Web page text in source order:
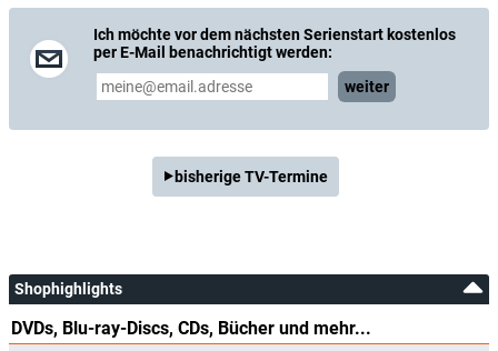
Ich möchte vor dem nächsten Serienstart kostenlos
per E-Mail benachrichtigt werden:
weiter
bisherige TV-Termine
Shophighlights
DVDs, Blu-ray-Discs, CDs, Bücher und mehr...